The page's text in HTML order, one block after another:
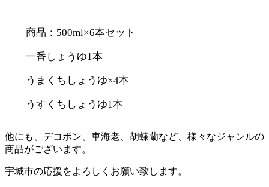
商品：500ml×6本セット
一番しょうゆ1本
うまくちしょうゆ×4本
うすくちしょうゆ1本
他にも、デコポン、車海老、胡蝶蘭など、様々なジャンルの
商品がございます。
宇城市の応援をよろしくお願い致します。